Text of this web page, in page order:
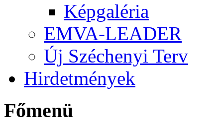
Képgaléria
EMVA-LEADER
Új Széchenyi Terv
Hirdetmények
Főmenü